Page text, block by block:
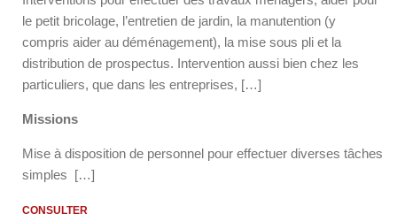
le petit bricolage, l’entretien de jardin, la manutention (y
compris aider au déménagement), la mise sous pli et la
distribution de prospectus. Intervention aussi bien chez les
particuliers, que dans les entreprises, […]
Missions
Mise à disposition de personnel pour effectuer diverses tâches
simples […]
CONSULTER